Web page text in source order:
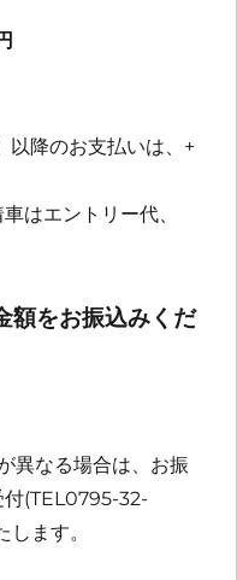
以降のお支払いは、+
はエントリー代、
額をお振込みくだ
異なる場合は、お振
付(TEL0795-32-
ます。